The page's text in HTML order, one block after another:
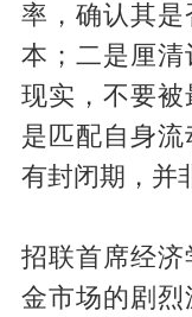
率，确认其
本；二是厘
现实，不要
是匹配自身
有封闭期，并
招联首席经
金市场的剧烈